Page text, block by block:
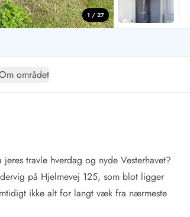
1 / 27
området
travle hverdag og nyde Vesterhavet?
på Hjelmevej 125, som blot ligger
ikke alt for langt væk fra nærmeste